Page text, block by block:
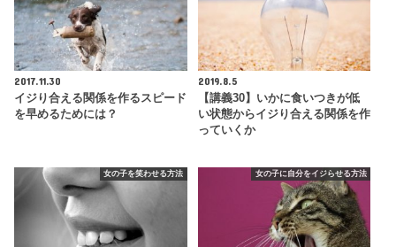
2017.11.30
イジり合える関係を作るスピード
を早めるためには？
2019.8.5
【講義30】いかに食いつきが低
い状態からイジり合える関係を作
っていくか
女の子を笑わせる方法 女の子に自分をイジらせる方法